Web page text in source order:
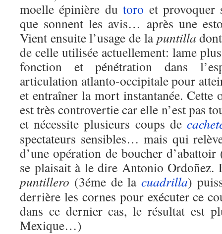
moelle épinière dutoro et provoquer
que sonnent les avis… après une
Vient ensuite l’usage de lapuntilla
de celle utilisée actuellement: lame
fonction et pénétration dans
articulation atlanto-occipitale pour
et entraîner la mort instantanée. Cette
est très controvertie car elle n’est pas
et nécessite plusieurs coups de
spectateurs sensibles… mais qui
d’une opération de boucher
se plaisait à le dire Antonio Ordoñez.
puntillero (3éme de lacuadrilla)
derrière les cornes pour exécuter ce
dans ce dernier cas, le résultat est
Mexique…)